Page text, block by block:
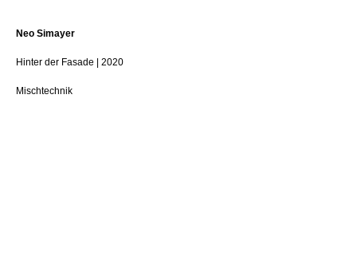
Neo Simayer
Hinter der Fasade | 2020
Mischtechnik